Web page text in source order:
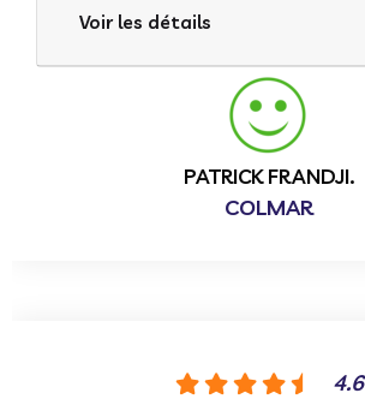
Voir les détails
PATRICK FRANDJI.
COLMAR
4.6